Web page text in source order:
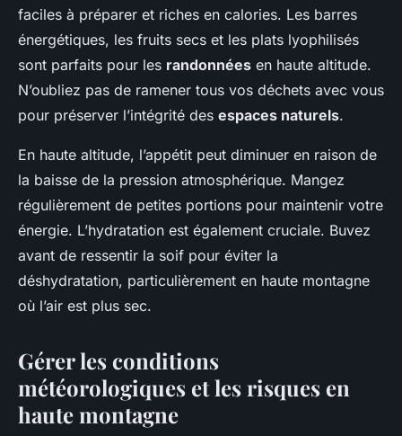
faciles à préparer et riches en calories. Les barres
énergétiques, les fruits secs et les plats lyophilisés
sont parfaits pour les randonnées en haute altitude.
N’oubliez pas de ramener tous vos déchets avec vous
pour préserver l’intégrité des espaces naturels.
En haute altitude, l’appétit peut diminuer en raison de
la baisse de la pression atmosphérique. Mangez
régulièrement de petites portions pour maintenir votre
énergie. L’hydratation est également cruciale. Buvez
avant de ressentir la soif pour éviter la
déshydratation, particulièrement en haute montagne
où l’air est plus sec.
Gérer les conditions
météorologiques et les risques en
haute montagne